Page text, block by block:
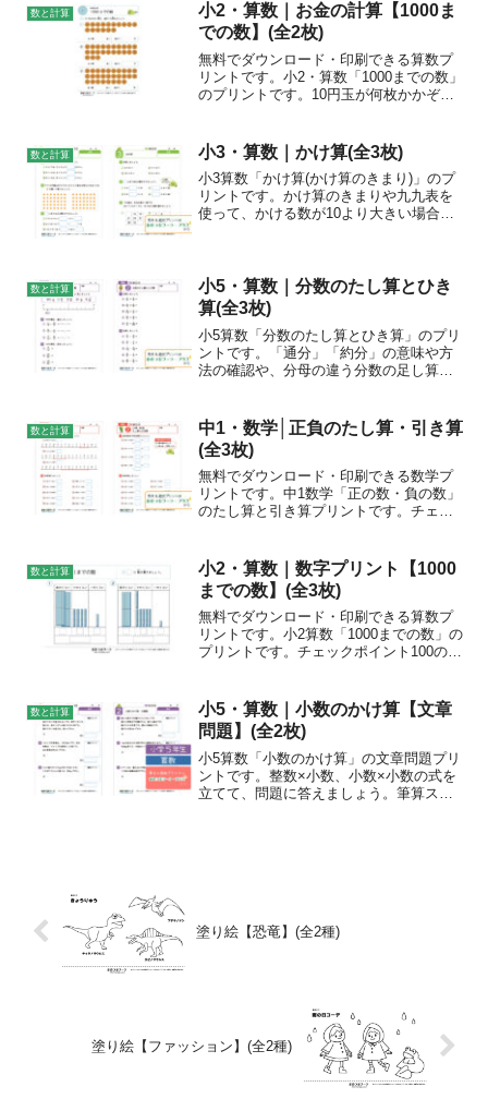
数と計算
小2・算数｜お金の計算【1000ま
での数】(全2枚)
無料でダウンロード・印刷できる算数プ
リントです。小2・算数「1000までの数」
のプリントです。10円玉が何枚かかぞ
にはもちろん、日常生活にも必要な力で
す。正しく理解でき...
数と計算 小3・算数｜かけ算(全3枚)
小3算数「かけ算(かけ算のきまり)」のプ
リントです。かけ算のきまりや九九表を
使って、かける数が10より大きい場合や0
数と計算
小5・算数｜分数のたし算とひき
算(全3枚)
小5算数「分数のたし算とひき算」のプリ
ントです。「通分」「約分」の意味や方
法の確認や、分母の違う分数の足し算や
数と計算
中1・数学│正負のたし算・引き算
(全3枚)
無料でダウンロード・印刷できる数学プ
リントです。中1数学「正の数・負の数」
のたし算と引き算プリントです。チェッ
う。引く数の符号を変えて、たし算の式
に直してから、正の数・負...
数と計算
小2・算数｜数字プリント【1000
までの数】(全3枚)
無料でダウンロード・印刷できる算数プ
リントです。小2算数「1000までの数」の
プリントです。チェックポイント100のく
年生印刷方法カラー印刷/モノクロ印刷
1000...
数と計算
小5・算数｜小数のかけ算【文章
問題】(全2枚)
小5算数「小数のかけ算」の文章問題プリ
ントです。整数×小数、小数×小数の式を
立てて、問題に答えましょう。筆算スペ
塗り絵【恐竜】(全2種)
塗り絵【ファッション】(全2種)